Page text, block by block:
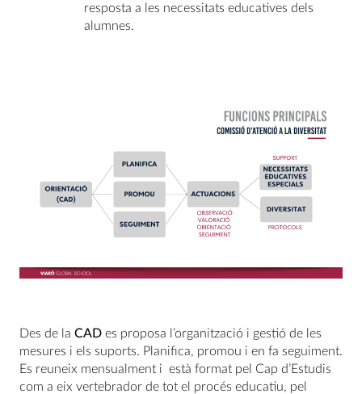
resposta a les necessitats educatives dels
alumnes.
Des de la CAD es proposa l’organització i gestió de les
mesures i els suports. Planifica, promou i en fa seguiment.
Es reuneix mensualment i està format pel Cap d’Estudis
com a eix vertebrador de tot el procés educatiu, pel